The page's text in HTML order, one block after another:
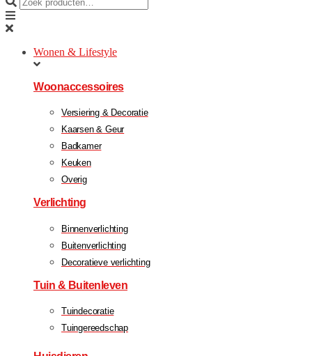
Wonen & Lifestyle
Woonaccessoires
Versiering & Decoratie
Kaarsen & Geur
Badkamer
Keuken
Overig
Verlichting
Binnenverlichting
Buitenverlichting
Decoratieve verlichting
Tuin & Buitenleven
Tuindecoratie
Tuingereedschap